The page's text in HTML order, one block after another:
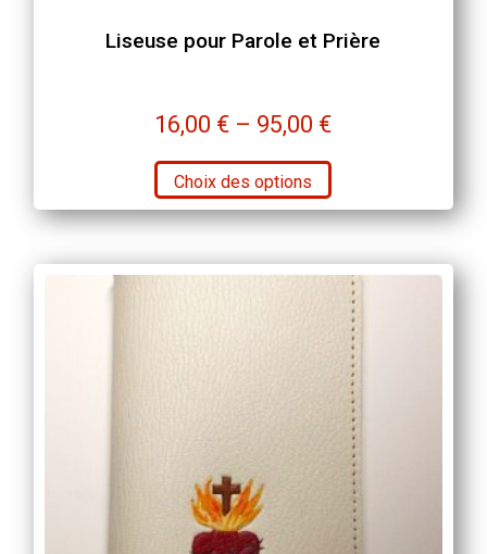
Liseuse pour Parole et Prière
16,00 € – 95,00 €
Choix des options
Ce
produit
a
variations.
Les
options
peuvent
être
choisies
sur
page
produit